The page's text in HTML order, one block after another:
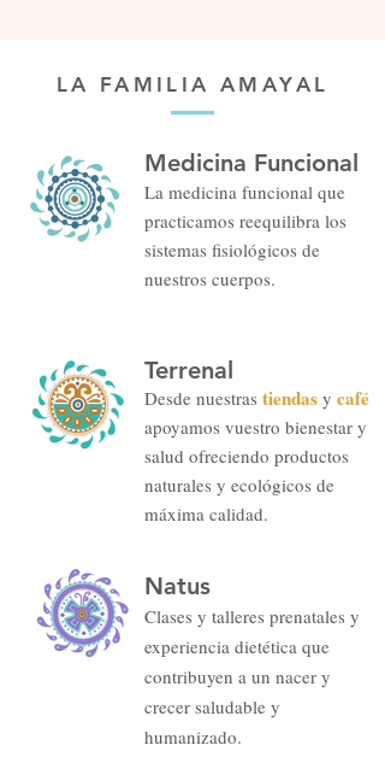
LA FAMILIA AMAYAL
Medicina Funcional
La medicina funcional que
practicamos reequilibra los
sistemas fisiológicos de
nuestros cuerpos.
Terrenal
Desde nuestras tiendas y café
apoyamos vuestro bienestar y
salud ofreciendo productos
naturales y ecológicos de
máxima calidad.
Natus
Clases y talleres prenatales y
experiencia dietética que
contribuyen a un nacer y
crecer saludable y
humanizado.